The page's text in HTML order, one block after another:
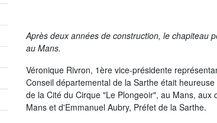
Après deux années de construction, le chapiteau
au Mans.
Véronique Rivron, 1ère vice-présidente
Conseil départemental de la Sarthe était
de la Cité du Cirque "Le Plongeoir", au Mans, aux
Mans et d'Emmanuel Aubry, Préfet de la Sarthe.